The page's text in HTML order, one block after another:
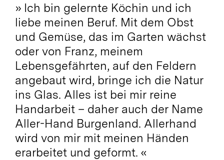
» Ich bin gelernte Köchin und ich
liebe meinen Beruf. Mit dem Obst
und Gemüse, das im Garten wächst
oder von Franz, meinem
Lebensgefährten, auf den Feldern
angebaut wird, bringe ich die Natur
ins Glas. Alles ist bei mir reine
Handarbeit – daher auch der Name
Aller-Hand Burgenland. Allerhand
wird von mir mit meinen Händen
erarbeitet und geformt. «